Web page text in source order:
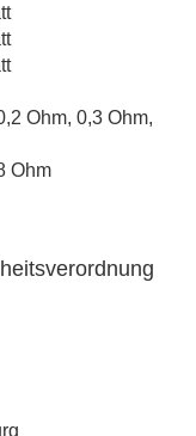
Ohm, 0,3 Ohm,
Ohm